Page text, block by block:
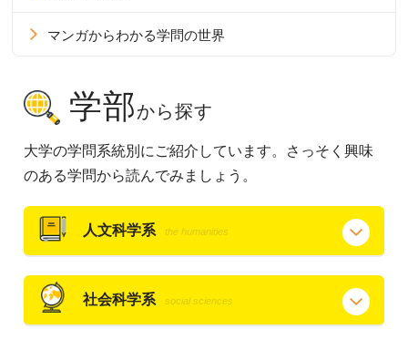
マンガからわかる学問の世界
学部から探す
大学の学問系統別にご紹介しています。さっそく興味
のある学問から読んでみましょう。
人文科学系 the humanities
社会科学系 social sciences